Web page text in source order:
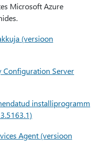
Microsoft Azure
(versioon
Configuration Server
installiprogramm
Agent (versioon